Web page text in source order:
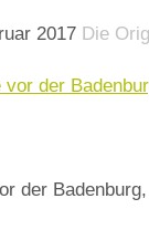
2017 Die
der